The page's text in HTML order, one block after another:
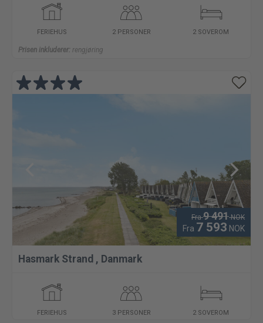
FERIEHUS 2 PERSONER 2 SOVEROM
Prisen inkluderer: rengjøring
Fra9 491 NOK
Fra 7 593 NOK
Hasmark Strand , Danmark
FERIEHUS 3 PERSONER 2 SOVEROM